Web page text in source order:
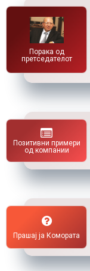
Порака од
претседателот
Позитивни примери
од компании
Прашај ја Комората